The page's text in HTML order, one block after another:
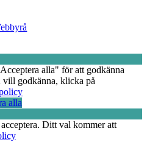
alla" för att godkänna
godkänna, klicka på
alla
Ditt val kommer att